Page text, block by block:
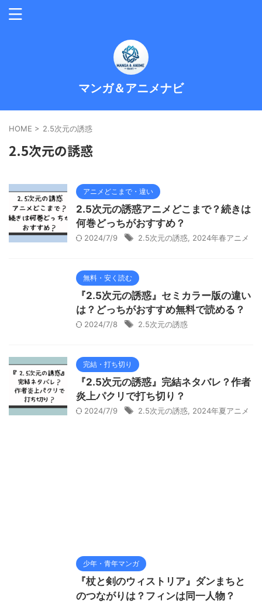
マンガ＆アニメナビ
HOME > 2.5次元の誘惑
2.5次元の誘惑
アニメどこまで・違い
2.5次元の誘惑アニメどこまで？続きは
何巻どっちがおすすめ？
2024/7/9 2.5次元の誘惑 2024年春アニメ
無料・安く読む
『2.5次元の誘惑』セミカラー版の違い
は？どっちがおすすめ無料で読める？
2024/7/8 2.5次元の誘惑
完結・打ち切り
『2.5次元の誘惑』完結ネタバレ？作者
炎上パクリで打ち切り？
2024/7/9 2.5次元の誘惑 2024年夏アニメ
少年・青年マンガ
『杖と剣のウィストリア』ダンまちと
のつながりは？フィンは同一人物？